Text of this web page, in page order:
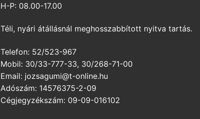
H-P: 08.00-17.00
Téli, nyári átállásnál meghosszabbított nyitva tartás.
Telefon: 52/523-967
Mobil: 30/33-777-33, 30/268-71-00
Email: jozsagumi@t-online.hu
Adószám: 14576375-2-09
Cégjegyzékszám: 09-09-016102